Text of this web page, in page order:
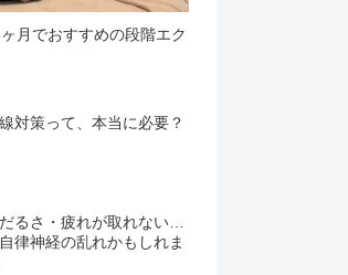
月でおすすめの段階エク
対策って、本当に必要？
るさ・疲れが取れない…
律神経の乱れかもしれま